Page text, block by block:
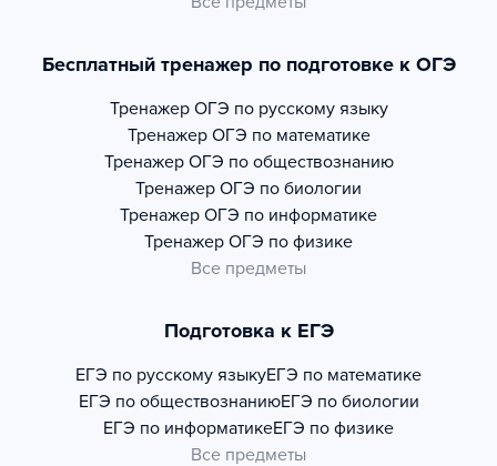
Бесплатный тренажер по подготовке к ОГЭ
Тренажер ОГЭ по русскому языку
Тренажер ОГЭ по математике
Тренажер ОГЭ по обществознанию
Тренажер ОГЭ по биологии
Тренажер ОГЭ по информатике
Тренажер ОГЭ по физике
Все предметы
Подготовка к ЕГЭ
ЕГЭ по русскому языкуЕГЭ по математике
ЕГЭ по обществознаниюЕГЭ по биологии
ЕГЭ по информатикеЕГЭ по физике
Все предметы